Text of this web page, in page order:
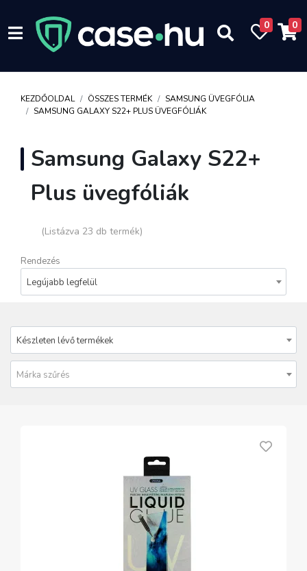
0 0
KEZDŐOLDAL ÖSSZES TERMÉK
SAMSUNG ÜVEGFÓLIA
SAMSUNG GALAXY S22+ PLUS ÜVEGFÓLIÁK
Samsung Galaxy S22+
Plus üvegfóliák
(Listázva 23 db termék)
Rendezés
Legújabb legfelül
Készleten lévő termékek
Márka szűrés